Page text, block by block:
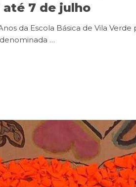
até 7 de julho
da Escola Básica de Vila
…